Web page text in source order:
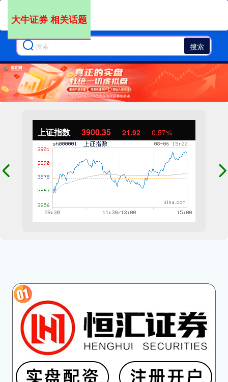
搜索
上证指数 3900.35 21.92 0.57%
大牛证券 相关话题